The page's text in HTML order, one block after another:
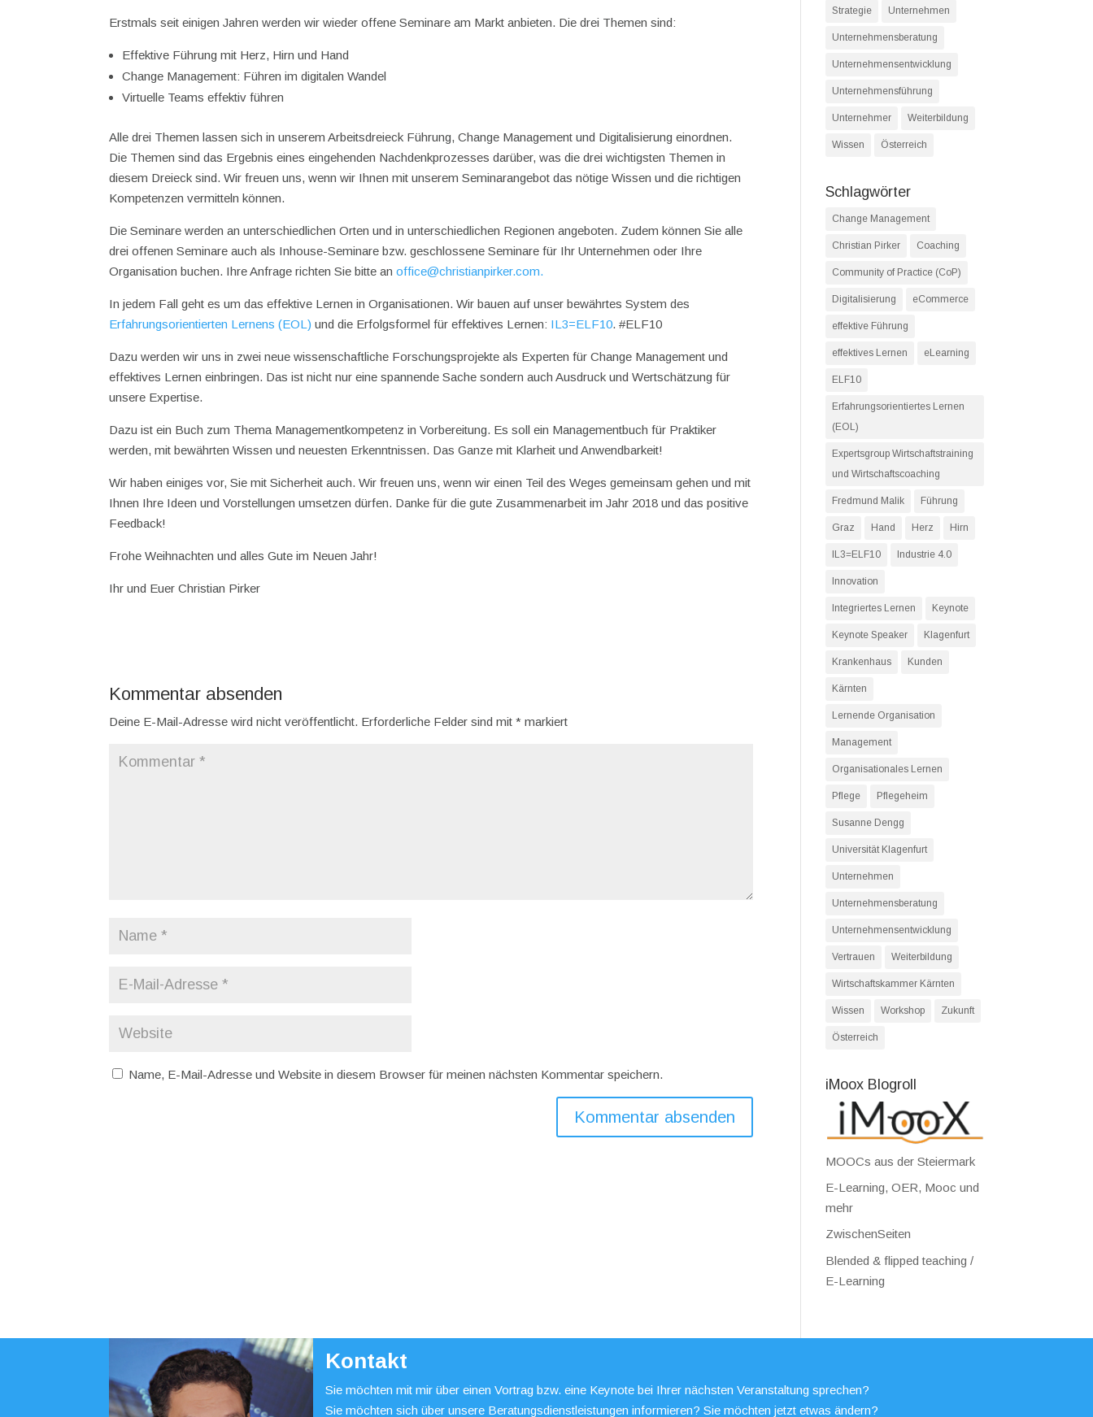
Erstmals seit einigen Jahren werden wir wieder offene Seminare am Markt anbieten. Die drei Themen sind:
Effektive Führung mit Herz, Hirn und Hand
Change Management: Führen im digitalen Wandel
Virtuelle Teams effektiv führen
Alle drei Themen lassen sich in unserem Arbeitsdreieck Führung, Change Management und Digitalisierung einordnen.
Die Themen sind das Ergebnis eines eingehenden Nachdenkprozesses darüber, was die drei wichtigsten Themen in
diesem Dreieck sind. Wir freuen uns, wenn wir Ihnen mit unserem Seminarangebot das nötige Wissen und die richtigen
Kompetenzen vermitteln können.
Die Seminare werden an unterschiedlichen Orten und in unterschiedlichen Regionen angeboten. Zudem können Sie alle
drei offenen Seminare auch als Inhouse-Seminare bzw. geschlossene Seminare für Ihr Unternehmen oder Ihre
Organisation buchen. Ihre Anfrage richten Sie bitte anoffice@christianpirker.com.
In jedem Fall geht es um das effektive Lernen in Organisationen. Wir bauen auf unser bewährtes System des
Erfahrungsorientierten Lernens (EOL) und die Erfolgsformel für effektives Lernen: IL3=ELF10. #ELF10
Dazu werden wir uns in zwei neue wissenschaftliche Forschungsprojekte als Experten für Change Management und
effektives Lernen einbringen. Das ist nicht nur eine spannende Sache sondern auch Ausdruck und Wertschätzung für
unsere Expertise.
Dazu ist ein Buch zum Thema Managementkompetenz in Vorbereitung. Es soll ein Managementbuch für Praktiker
werden, mit bewährten Wissen und neuesten Erkenntnissen. Das Ganze mit Klarheit und Anwendbarkeit!
Wir haben einiges vor, Sie mit Sicherheit auch. Wir freuen uns, wenn wir einen Teil des Weges gemeinsam gehen und mit
Ihnen Ihre Ideen und Vorstellungen umsetzen dürfen. Danke für die gute Zusammenarbeit im Jahr 2018 und das positive
Feedback!
Frohe Weihnachten und alles Gute im Neuen Jahr!
Ihr und Euer Christian Pirker
Kommentar absenden
Deine E-Mail-Adresse wird nicht veröffentlicht. Erforderliche Felder sind mit* markiert
Name, E-Mail-Adresse und Website in diesem Browser für meinen nächsten Kommentar speichern.
Strategie Unternehmen
Unternehmensberatung
Unternehmensentwicklung
Unternehmensführung
Unternehmer Weiterbildung
Wissen Österreich
Schlagwörter
Change Management
Christian Pirker Coaching
Community of Practice (CoP)
Digitalisierung eCommerce
effektive Führung
effektives Lernen eLearning
ELF10
Erfahrungsorientiertes Lernen
(EOL)
Expertsgroup Wirtschaftstraining
und Wirtschaftscoaching
Fredmund Malik Führung
Graz Hand Herz Hirn
IL3=ELF10 Industrie 4.0
Innovation
Integriertes Lernen Keynote
Keynote Speaker Klagenfurt
Krankenhaus Kunden
Kärnten
Lernende Organisation
Management
Organisationales Lernen
Pflege Pflegeheim
Susanne Dengg
Universität Klagenfurt
Unternehmen
Unternehmensberatung
Unternehmensentwicklung
Vertrauen Weiterbildung
Wirtschaftskammer Kärnten
Wissen Workshop Zukunft
Österreich
iMoox Blogroll
MOOCs aus der Steiermark
E-Learning, OER, Mooc und
mehr
ZwischenSeiten
Blended & flipped teaching /
E-Learning
Kontakt
Sie möchten mit mir über einen Vortrag bzw. eine Keynote bei Ihrer nächsten Veranstaltung sprechen?
Sie möchten sich über unsere Beratungsdienstleistungen informieren? Sie möchten jetzt etwas ändern?